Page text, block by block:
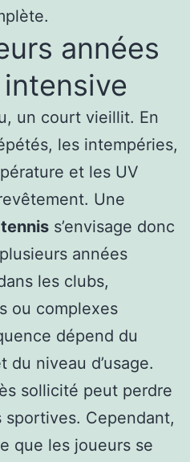
années
un court vieillit. En
les intempéries,
et les UV
Une
s’envisage donc
années
les clubs,
ou complexes
dépend du
du niveau d’usage.
sollicité peut perdre
Cependant,
que les joueurs se